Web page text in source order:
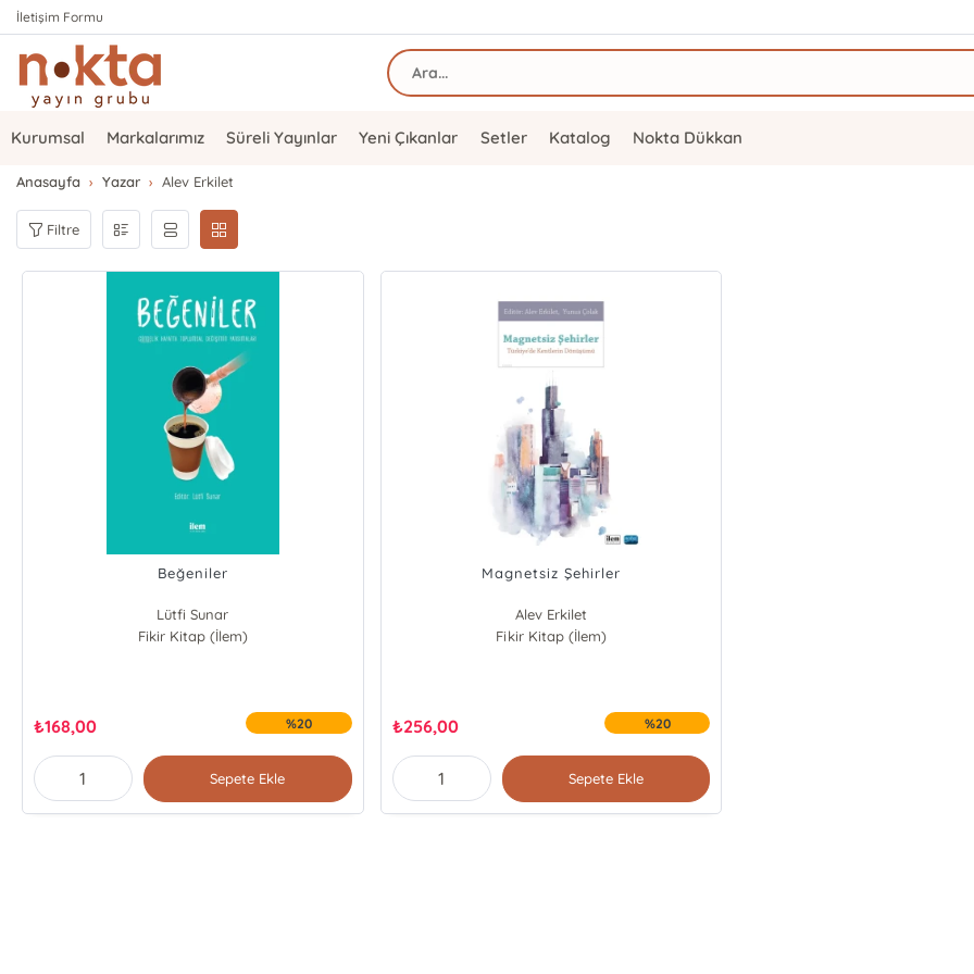
İletişim Formu
Kurumsal Markalarımız Süreli Yayınlar Yeni Çıkanlar Setler Katalog Nokta Dükkan
Anasayfa Yazar Alev Erkilet
Filtre
Beğeniler
Lütfi Sunar
Alev Erkilet
Fikir Kitap (İlem)
₺168,00 %20
Sepete Ekle
Magnetsiz Şehirler
Alev Erkilet
Yunus Çolak
Fikir Kitap (İlem)
₺256,00 %20
Sepete Ekle